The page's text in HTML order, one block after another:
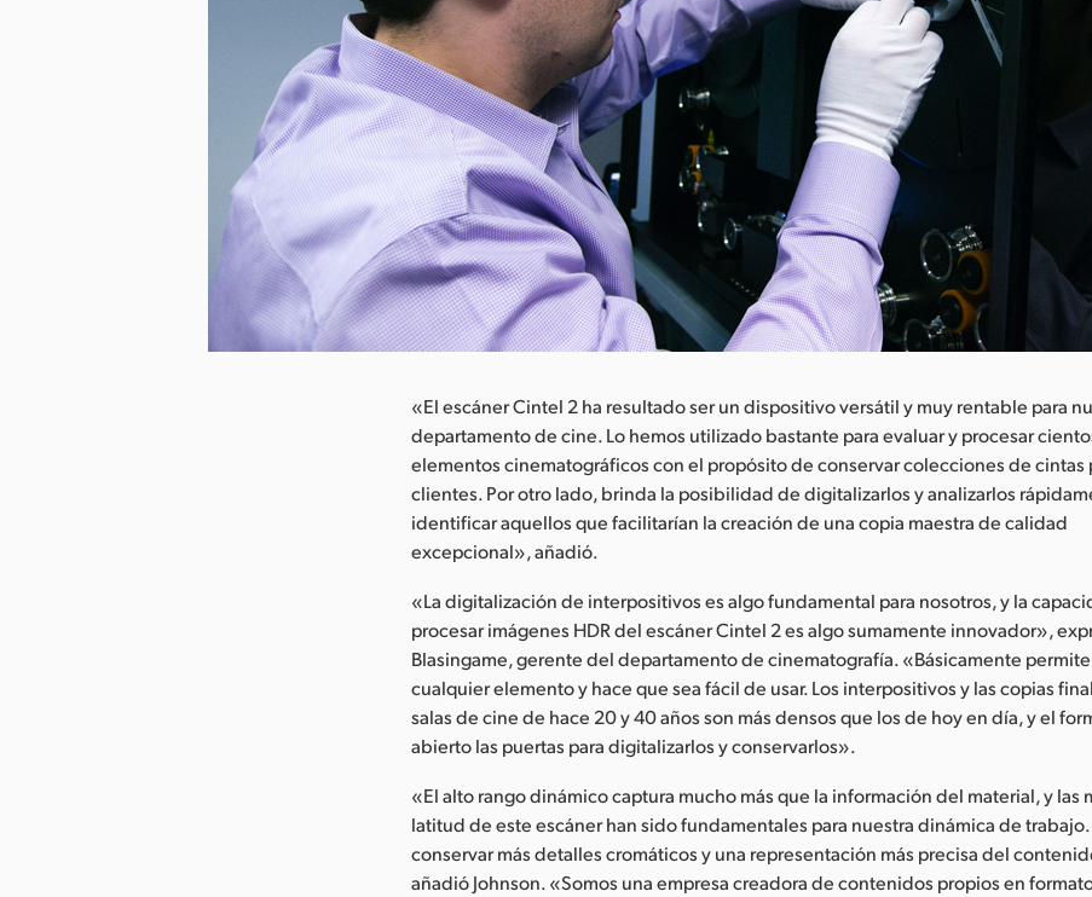
«El escáner Cintel 2 ha resultado ser un dispositivo versátil y muy rentable para
departamento de cine. Lo hemos utilizado bastante para evaluar y procesar
elementos cinematográficos con el propósito de conservar colecciones de cintas
clientes. Por otro lado, brinda la posibilidad de digitalizarlos y analizarlos
identificar aquellos que facilitarían la creación de una copia maestra de calidad
excepcional», añadió.
«La digitalización de interpositivos es algo fundamental para nosotros, y la
procesar imágenes HDR del escáner Cintel 2 es algo sumamente innovador»,
Blasingame, gerente del departamento de cinematografía. «Básicamente
cualquier elemento y hace que sea fácil de usar. Los interpositivos y las copias
salas de cine de hace 20 y 40 años son más densos que los de hoy en día, y el
abierto las puertas para digitalizarlos y conservarlos».
«El alto rango dinámico captura mucho más que la información del material, y las
latitud de este escáner han sido fundamentales para nuestra dinámica de
conservar más detalles cromáticos y una representación más precisa del
añadió Johnson. «Somos una empresa creadora de contenidos propios en